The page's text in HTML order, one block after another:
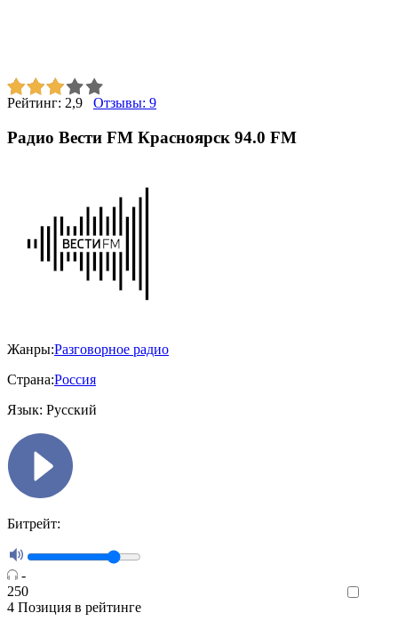
Рейтинг: 2,9 Отзывы: 9
Радио Вести FM Красноярск 94.0 FM
Жанры:Разговорное радио
Страна:Россия
Язык: Русский
Битрейт:
-
250
4 Позиция в рейтинге